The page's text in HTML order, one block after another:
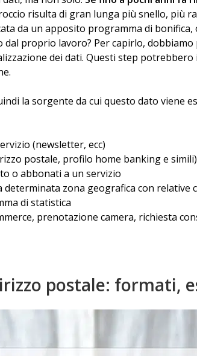
risulta di gran lunga più snello, più
da un apposito programma di bonifica,
proprio lavoro? Per capirlo,
dei dati. Questi step
la sorgente da cui questo dato viene
(newsletter, ecc)
postale, profilo home banking e simili)
o abbonati a un servizio
zona geografica con relative
di statistica
prenotazione camera, richiesta
postale: formati,